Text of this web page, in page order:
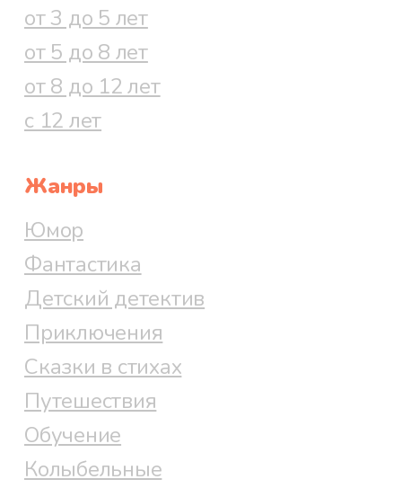
от 3 до 5 лет
от 5 до 8 лет
от 8 до 12 лет
с 12 лет
Жанры
Юмор
Фантастика
Детский детектив
Приключения
Сказки в стихах
Путешествия
Обучение
Колыбельные